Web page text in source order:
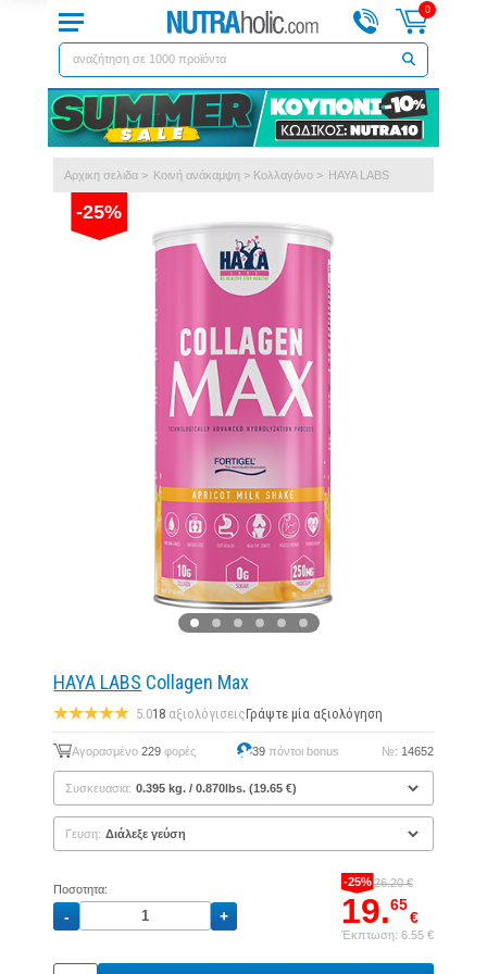
0
Αρχικη σελιδα > Kοινή ανάκαμψη > Κολλαγόνο > HAYA LABS
-25%
HAYA LABS Collagen Max
5.018 αξιολόγισειςΓράψτε μία αξιολόγηση
Αγορασμένο229 φορές 39 πόντοι bonus №: 14652
Συσκευασια:
Γευση:
Ποσοτητα:
-25% 26.20 €
19.65
€
Έκπτωση: 6.55 €